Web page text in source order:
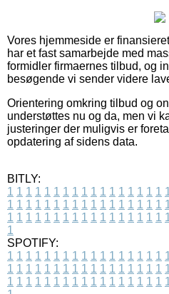
Vores hjemmeside er
har et fast samarbejde med
formidler firmaernes tilbud, og
besøgende vi sender videre
Orientering omkring tilbud og
understøttes nu og da, men vi
justeringer der muligvis er
opdatering af sidens data.
BITLY:
1 1 1 1 1 1 1 1 1 1 1 1 1 1 1 1 1
1 1 1 1 1 1 1 1 1 1 1 1 1 1 1 1 1
1 1 1 1 1 1 1 1 1 1 1 1 1 1 1 1 1
1
SPOTIFY:
1 1 1 1 1 1 1 1 1 1 1 1 1 1 1 1 1
1 1 1 1 1 1 1 1 1 1 1 1 1 1 1 1 1
1 1 1 1 1 1 1 1 1 1 1 1 1 1 1 1 1